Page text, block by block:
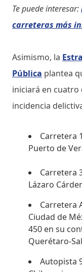
Te puede interesar:
carreteras más
Asimismo, la
Pública plantea
iniciará en
incidencia
Carretera
Puerto de
Carretera
Lázaro
Carretera
Ciudad de
450 en su
Querétaro-
Autopista